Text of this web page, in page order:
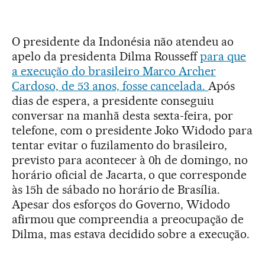
O presidente da Indonésia não atendeu ao
apelo da presidenta Dilma Rousseffpara que
a execução do brasileiro Marco Archer
Cardoso, de 53 anos, fosse cancelada.Após
dias de espera, a presidente conseguiu
conversar na manhã desta sexta-feira, por
telefone, com o presidente Joko Widodo para
tentar evitar o fuzilamento do brasileiro,
previsto para acontecer à 0h de domingo, no
horário oficial de Jacarta, o que corresponde
às 15h de sábado no horário de Brasília.
Apesar dos esforços do Governo, Widodo
afirmou que compreendia a preocupação de
Dilma, mas estava decidido sobre a execução.